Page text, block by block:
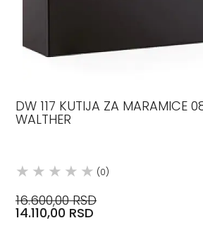
DW 117 KUTIJA ZA MARAMICE
WALTHER
(0)
16.600,00 RSD
14.110,00 RSD